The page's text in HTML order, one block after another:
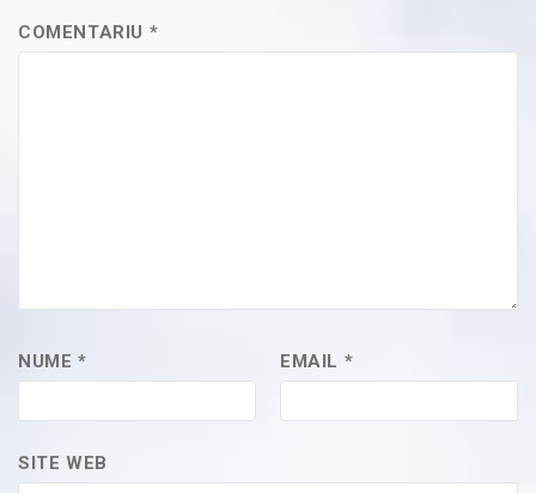
COMENTARIU *
NUME * EMAIL *
SITE WEB